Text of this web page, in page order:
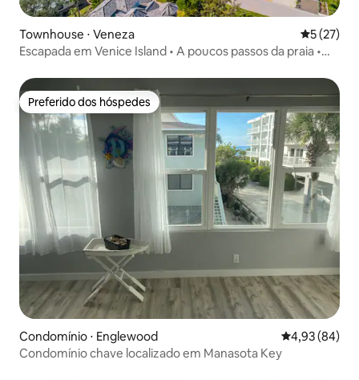
Townhouse ⋅ Veneza 5 de uma
5 (27)
Escapada em Venice Island • A poucos passos da praia •
Preferido dos hóspedes
Preferido dos hóspedes
Condomínio ⋅ Englewood 4,93 de uma
4,93 (84)
Condomínio chave localizado em Manasota Key